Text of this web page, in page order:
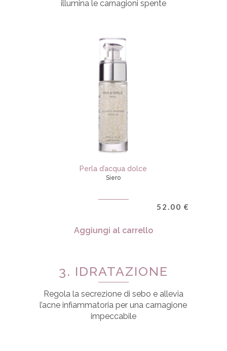
illumina le carnagioni spente
Perla d’acqua dolce
Siero
52.00 €
Aggiungi al carrello
3. IDRATAZIONE
Regola la secrezione di sebo e allevia
l’acne infiammatoria per una carnagione
impeccabile